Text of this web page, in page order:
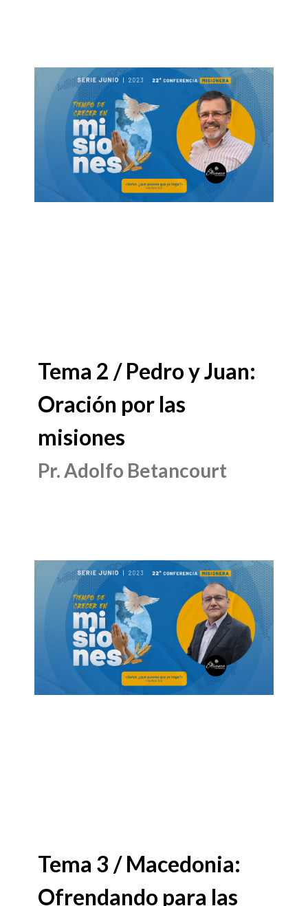
Tema 2 / Pedro y Juan:
Oración por las
misiones
Pr. Adolfo Betancourt
Tema 3 / Macedonia:
Ofrendando para las